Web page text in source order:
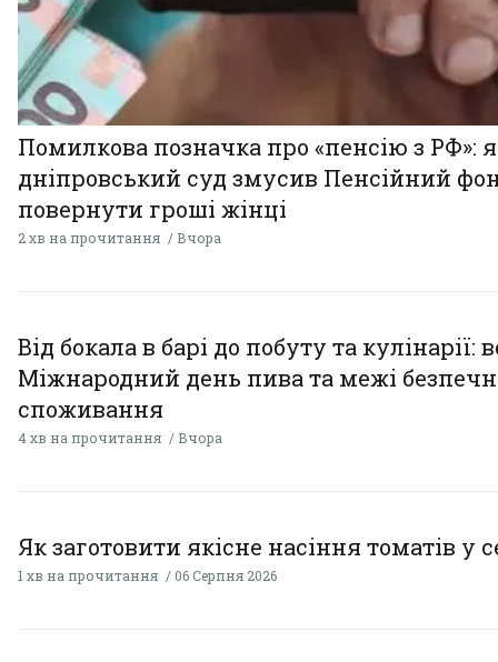
Помилкова позначка про «пенсію з РФ»:
дніпровський суд змусив Пенсійний
повернути гроші жінці
2 хв на прочитання Вчора
Від бокала в барі до побуту та кулінарії:
Міжнародний день пива та межі
споживання
4 хв на прочитання Вчора
Як заготовити якісне насіння томатів у
1 хв на прочитання 06 Серпня 2026